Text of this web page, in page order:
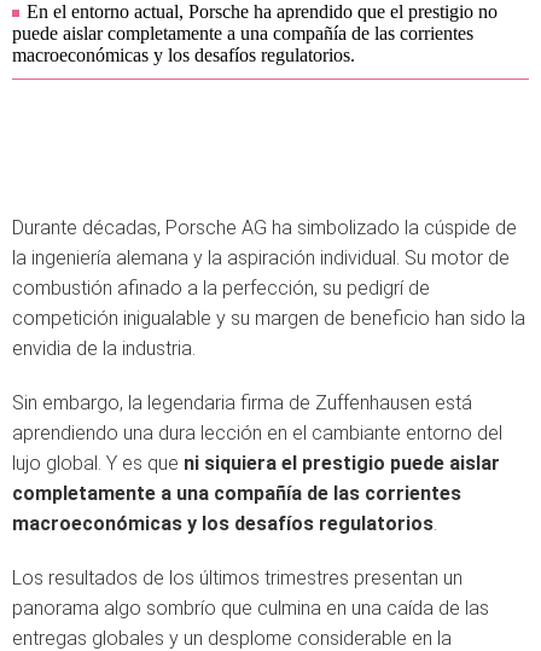
En el entorno actual, Porsche ha aprendido que el prestigio no
puede aislar completamente a una compañía de las corrientes
macroeconómicas y los desafíos regulatorios.
Durante décadas, Porsche AG ha simbolizado la cúspide de
la ingeniería alemana y la aspiración individual. Su motor de
combustión afinado a la perfección, su pedigrí de
competición inigualable y su margen de beneficio han sido la
envidia de la industria.
Sin embargo, la legendaria firma de Zuffenhausen está
aprendiendo una dura lección en el cambiante entorno del
lujo global. Y es que ni siquiera el prestigio puede aislar
completamente a una compañía de las corrientes
macroeconómicas y los desafíos regulatorios.
Los resultados de los últimos trimestres presentan un
panorama algo sombrío que culmina en una caída de las
entregas globales y un desplome considerable en la